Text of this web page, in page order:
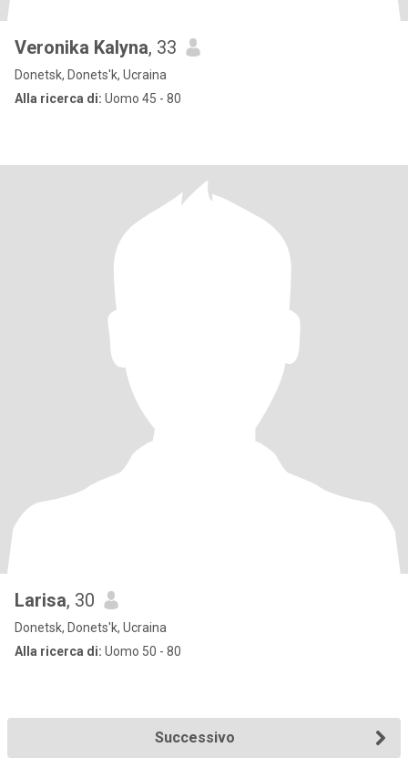
Veronika Kalyna, 33
Donetsk, Donets'k, Ucraina
Alla ricerca di: Uomo 45 - 80
Larisa, 30
Donetsk, Donets'k, Ucraina
Alla ricerca di: Uomo 50 - 80
Successivo